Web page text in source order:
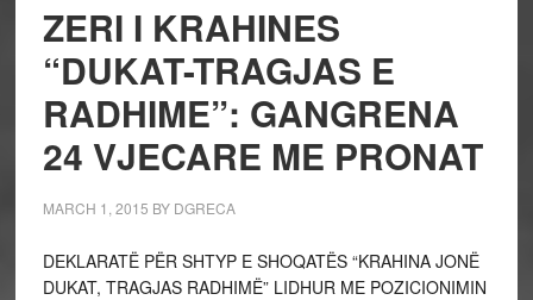
ZERI I KRAHINES
“DUKAT-TRAGJAS E
RADHIME”: GANGRENA
24 VJECARE ME PRONAT
MARCH 1, 2015 BY DGRECA
DEKLARATË PËR SHTYP E SHOQATËS “KRAHINA JONË
DUKAT, TRAGJAS RADHIMË” LIDHUR ME POZICIONIMIN